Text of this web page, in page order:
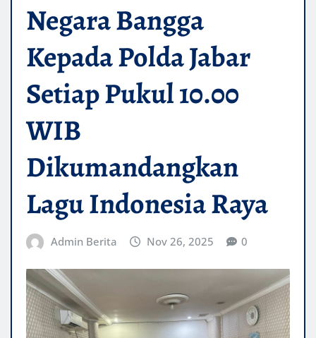
Negara Bangga
Kepada Polda Jabar
Setiap Pukul 10.00
WIB
Dikumandangkan
Lagu Indonesia Raya
Admin Berita Nov 26, 2025 0